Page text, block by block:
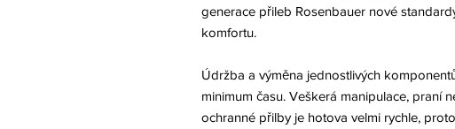
generace přileb Rosenbauer nové
komfortu.
Údržba a výměna jednostlivých
minimum času. Veškerá manipulace, praní
ochranné přilby je hotova velmi rychle,